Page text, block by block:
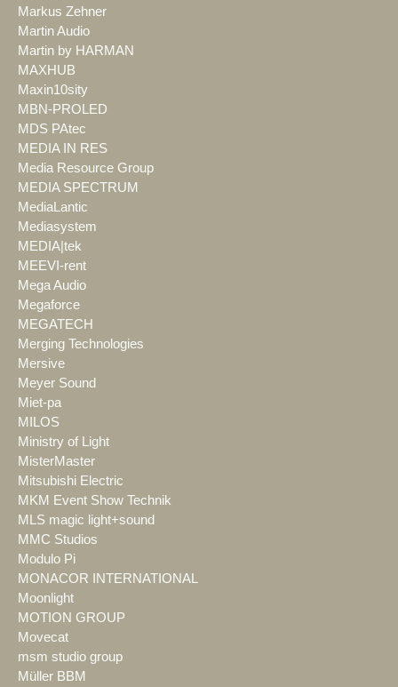
Markus Zehner
Martin Audio
Martin by HARMAN
MAXHUB
Maxin10sity
MBN-PROLED
MDS PAtec
MEDIA IN RES
Media Resource Group
MEDIA SPECTRUM
MediaLantic
Mediasystem
MEDIA|tek
MEEVI-rent
Mega Audio
Megaforce
MEGATECH
Merging Technologies
Mersive
Meyer Sound
Miet-pa
MILOS
Ministry of Light
MisterMaster
Mitsubishi Electric
MKM Event Show Technik
MLS magic light+sound
MMC Studios
Modulo Pi
MONACOR INTERNATIONAL
Moonlight
MOTION GROUP
Movecat
msm studio group
Müller BBM